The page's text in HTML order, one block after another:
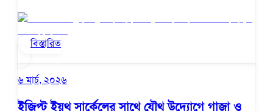
বিস্তারিত
৬ মার্চ, ২০২৬
ইজিপ্ট ইয়ুথ সার্কেলের সাথে যৌথ উদ্যোগে গাজা ও